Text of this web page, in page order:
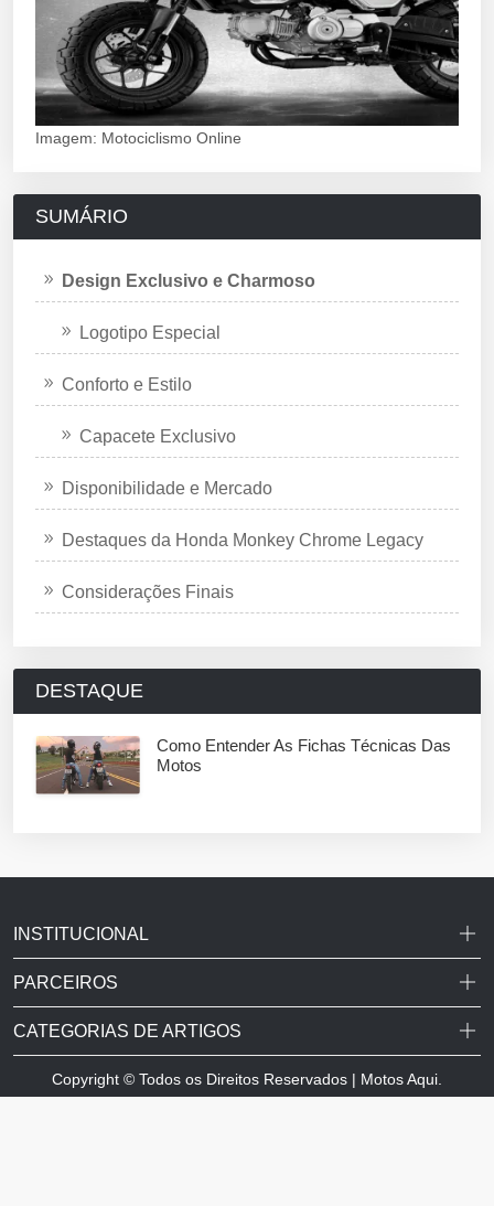
Imagem: Motociclismo Online
SUMÁRIO
Design Exclusivo e Charmoso
Logotipo Especial
Conforto e Estilo
Capacete Exclusivo
Disponibilidade e Mercado
Destaques da Honda Monkey Chrome Legacy
Considerações Finais
DESTAQUE
Como Entender As Fichas Técnicas Das
Motos
INSTITUCIONAL
PARCEIROS
CATEGORIAS DE ARTIGOS
Copyright © Todos os Direitos Reservados | Motos Aqui.